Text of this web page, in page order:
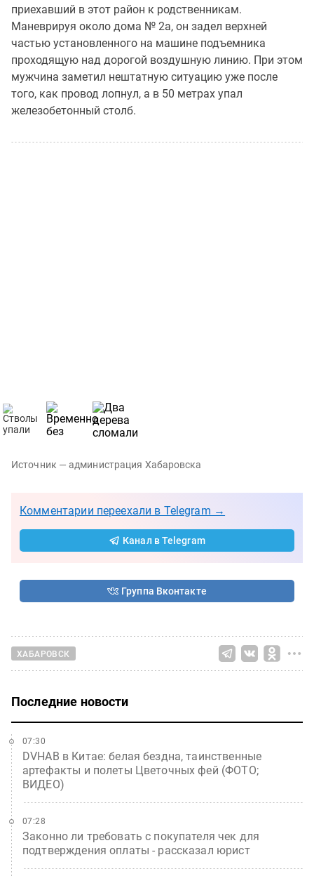
приехавший в этот район к родственникам.
Маневрируя около дома № 2а, он задел верхней
частью установленного на машине подъемника
проходящую над дорогой воздушную линию. При этом
мужчина заметил нештатную ситуацию уже после
того, как провод лопнул, а в 50 метрах упал
железобетонный столб.
Источник — администрация Хабаровска
Комментарии переехали в Telegram →
Канал в Telegram
Группа Вконтакте
ХАБАРОВСК
Последние новости
DVHAB в Китае: белая бездна, таинственные
артефакты и полеты Цветочных фей (ФОТО;
ВИДЕО)
07:30
Законно ли требовать с покупателя чек для
подтверждения оплаты - рассказал юрист
07:28